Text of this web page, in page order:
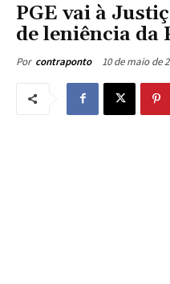
PGE vai à
de leniência da
Por contraponto 10 de maio de